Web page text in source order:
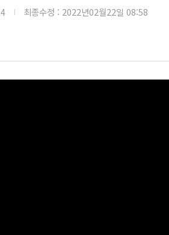
최종수정 : 2022년02월22일 08:58